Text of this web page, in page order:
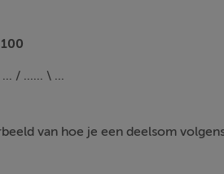
/ ...... \ ...
van hoe je een deelsom